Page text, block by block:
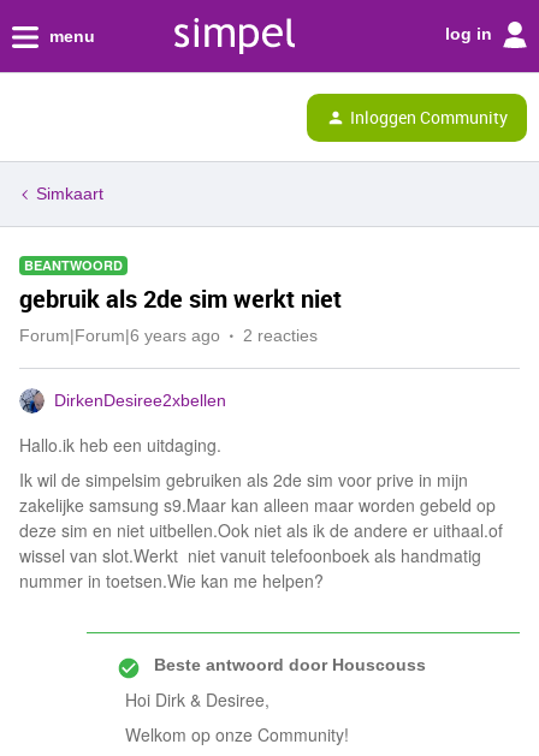
menu log in
Inloggen Community
Simkaart
BEANTWOORD
gebruik als 2de sim werkt niet
Forum|Forum|6 years ago 2 reacties
DirkenDesiree2xbellen
Hallo.ik heb een uitdaging.
Ik wil de simpelsim gebruiken als 2de sim voor prive in mijn
zakelijke samsung s9.Maar kan alleen maar worden gebeld op
deze sim en niet uitbellen.Ook niet als ik de andere er uithaal.of
wissel van slot.Werkt niet vanuit telefoonboek als handmatig
nummer in toetsen.Wie kan me helpen?
Beste antwoord doorHouscouss
Hoi Dirk & Desiree,
Welkom op onze Community!